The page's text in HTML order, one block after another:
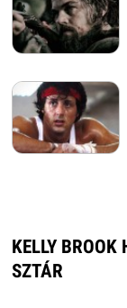
KELLY BROOK
SZTÁR